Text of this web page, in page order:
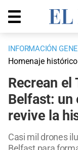
INFORMACIÓN
Homenaje histórico
Recrean el
Belfast: un
revive la
Casi mil drones